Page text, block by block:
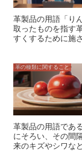
革製品の用語「りん」 りんとは りんとは、革の表皮部分を
取ったものを指す
すくするために施
一般的に牛革や馬
施すことで、革の
できます。 また、りん加工を施すことで、革の風合いを変えること
ができます。通常
いを活かした革製品も数多くあ
とで、革の表皮部
れた印象を与える革製
した革製品は、バ
れています。また
革の種類に関すること
革製品の用語であ
にそろい、その間
来のキズやシワな